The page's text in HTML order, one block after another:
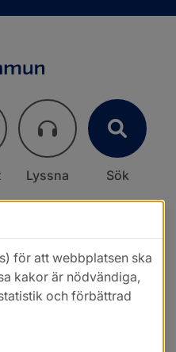
Lyssna Sök
för att webbplatsen ska
kakor är nödvändiga,
och förbättrad